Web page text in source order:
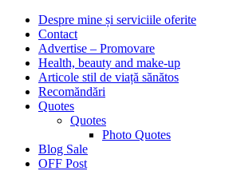
Despre mine și serviciile oferite
Contact
Advertise – Promovare
Health, beauty and make-up
Articole stil de viață sănătos
Recomăndări
Quotes
Quotes
Photo Quotes
Blog Sale
OFF Post